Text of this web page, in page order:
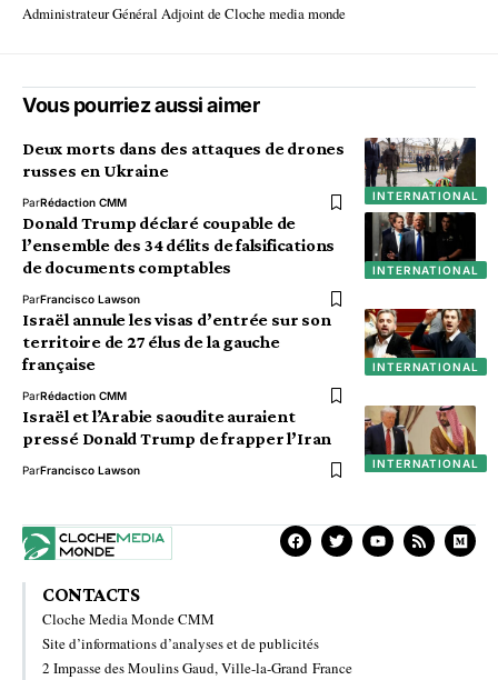
Administrateur Général Adjoint de Cloche media monde
Vous pourriez aussi aimer
INTERNATIONAL
Deux morts dans des attaques de drones
russes en Ukraine
ParRédaction CMM
INTERNATIONAL
Donald Trump déclaré coupable de
l’ensemble des 34 délits de falsifications
de documents comptables
ParFrancisco Lawson
INTERNATIONAL
Israël annule les visas d’entrée sur son
territoire de 27 élus de la gauche
française
ParRédaction CMM
INTERNATIONAL
Israël et l’Arabie saoudite auraient
pressé Donald Trump de frapper l’Iran
ParFrancisco Lawson
CONTACTS
Cloche Media Monde CMM
Site d’informations d’analyses et de publicités
2 Impasse des Moulins Gaud, Ville-la-Grand France